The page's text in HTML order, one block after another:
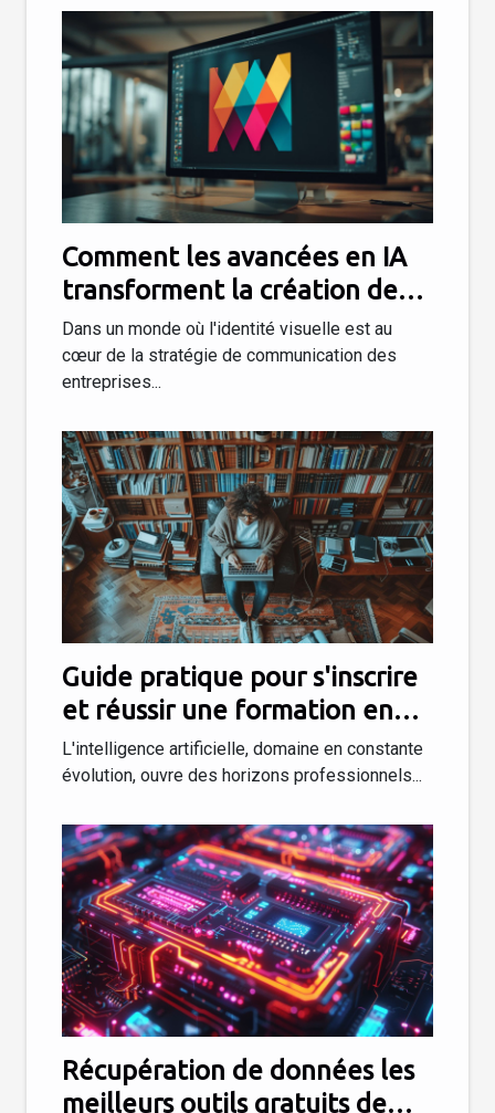
Comment les avancées en IA
transforment la création de
logos
Dans un monde où l'identité visuelle est au
cœur de la stratégie de communication des
entreprises...
Guide pratique pour s'inscrire
et réussir une formation en
intelligence artificielle
L'intelligence artificielle, domaine en constante
évolution, ouvre des horizons professionnels...
Récupération de données les
meilleurs outils gratuits de